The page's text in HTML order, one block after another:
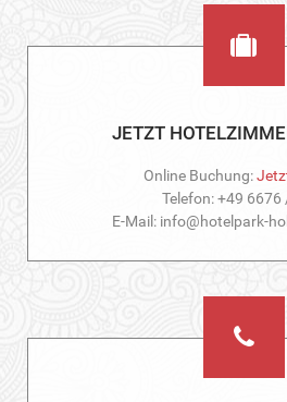
JETZT
Online Buchung:
Telefon: +49 6676
E-Mail: info@hotelpark-